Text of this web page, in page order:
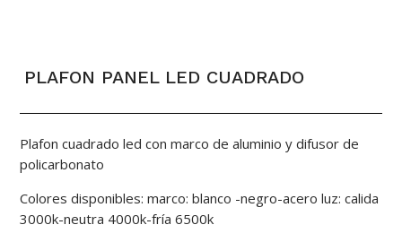
PLAFON PANEL LED CUADRADO
Plafon cuadrado led con marco de aluminio y difusor de
policarbonato
Colores disponibles: marco: blanco -negro-acero luz: calida
3000k-neutra 4000k-fría 6500k